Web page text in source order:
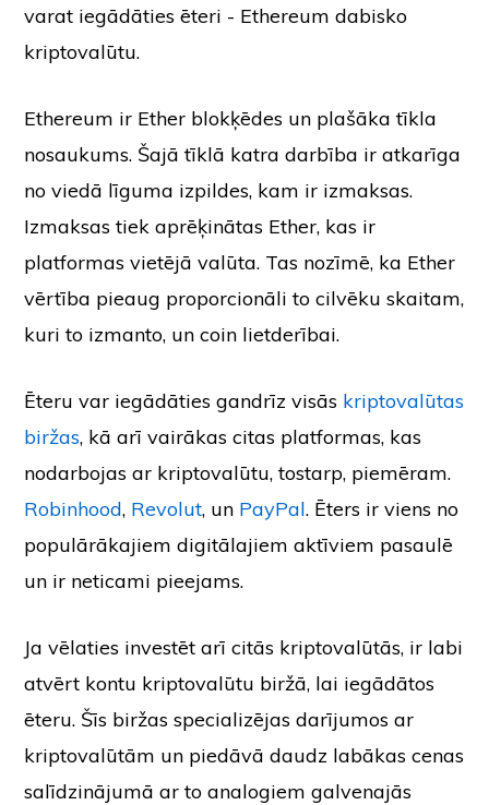
varat iegādāties ēteri - Ethereum dabisko
kriptovalūtu.
Ethereum ir Ether blokķēdes un plašāka tīkla
nosaukums. Šajā tīklā katra darbība ir atkarīga
no viedā līguma izpildes, kam ir izmaksas.
Izmaksas tiek aprēķinātas Ether, kas ir
platformas vietējā valūta. Tas nozīmē, ka Ether
vērtība pieaug proporcionāli to cilvēku skaitam,
kuri to izmanto, un coin lietderībai.
Ēteru var iegādāties gandrīz visās kriptovalūtas
biržas, kā arī vairākas citas platformas, kas
nodarbojas ar kriptovalūtu, tostarp, piemēram.
Robinhood, Revolut, un PayPal. Ēters ir viens no
populārākajiem digitālajiem aktīviem pasaulē
un ir neticami pieejams.
Ja vēlaties investēt arī citās kriptovalūtās, ir labi
atvērt kontu kriptovalūtu biržā, lai iegādātos
ēteru. Šīs biržas specializējas darījumos ar
kriptovalūtām un piedāvā daudz labākas cenas
salīdzinājumā ar to analogiem galvenajās